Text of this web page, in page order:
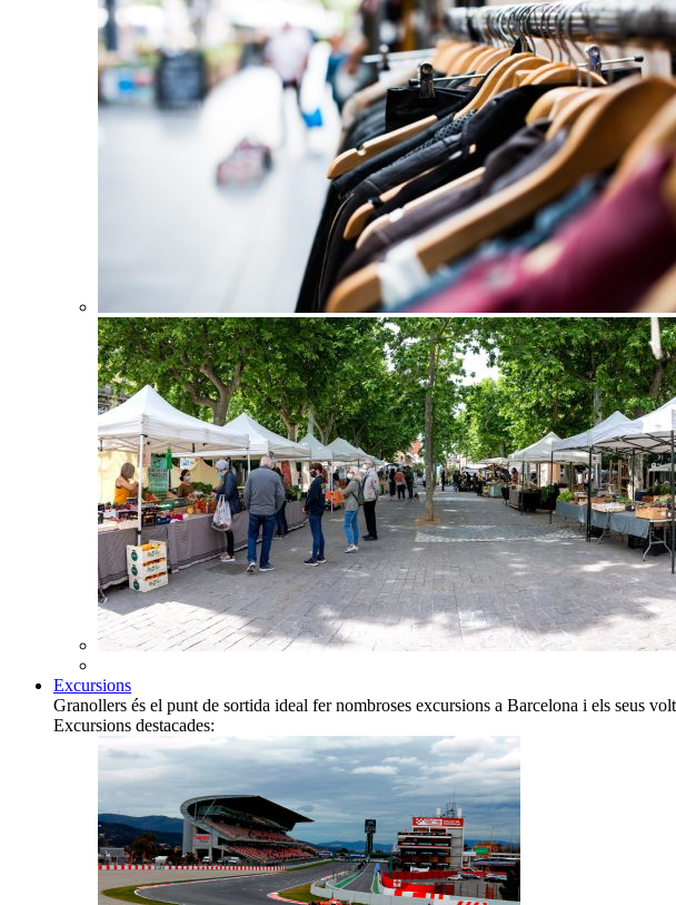
Excursions
Granollers és el punt de sortida ideal fer nombroses excursions a Barcelona i els seus
Excursions destacades: